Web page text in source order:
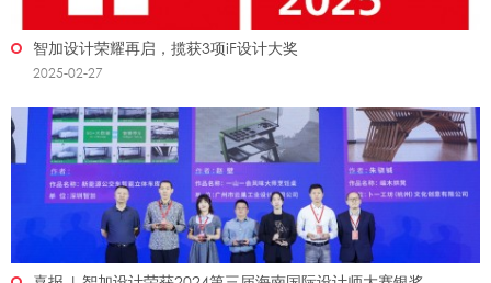
智加设计荣耀再启，揽获3项iF设计大奖​
2025-02-27